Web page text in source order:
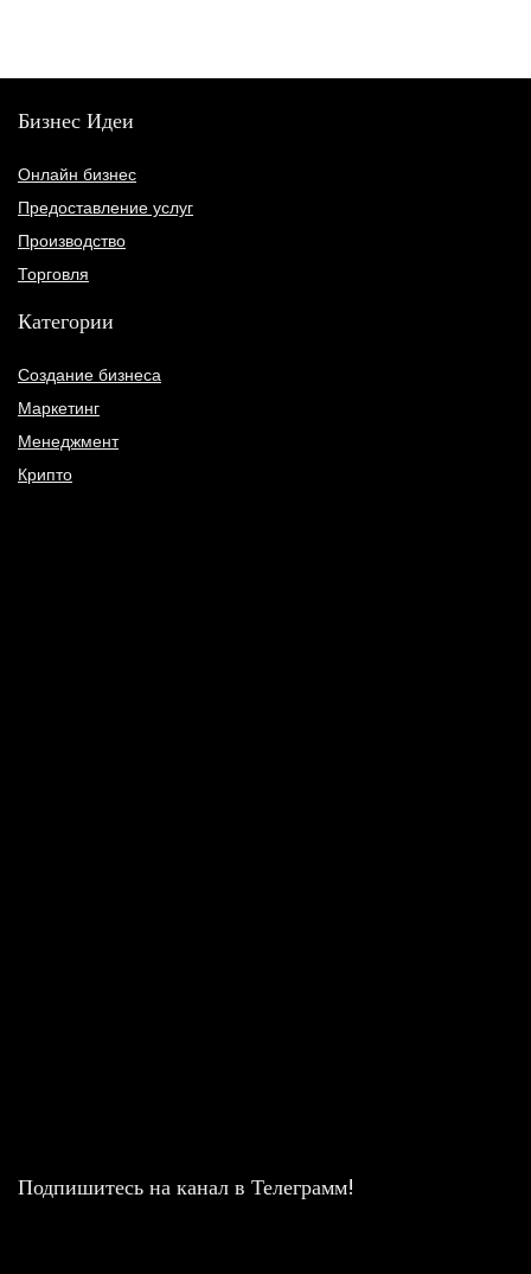
Бизнес Идеи
Онлайн бизнес
Предоставление услуг
Производство
Торговля
Категории
Создание бизнеса
Маркетинг
Менеджмент
Крипто
Подпишитесь на канал в Телеграмм!